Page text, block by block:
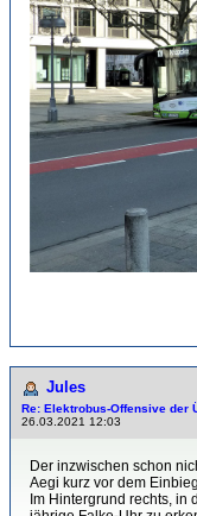
Jules
Re: Elektrobus-Offensive der
26.03.2021 12:03
Der inzwischen schon
Aegi kurz vor dem
Im Hintergrund rechts, in